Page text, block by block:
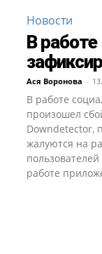
Новости
В
Ася Воронова -
В работе
произошел
Downdetector,
жалуются на
работе